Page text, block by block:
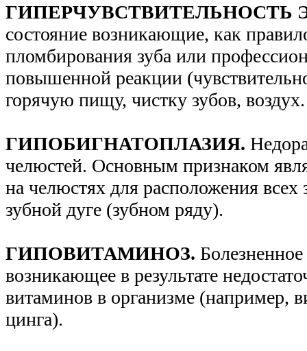
ГИПЕРЧУВСТВИТЕЛЬНОСТЬ
состояние возникающие, как
пломбирования зуба или
повышенной реакции
горячую пищу, чистку зубов,
ГИПОБИГНАТОПЛАЗИЯ.
челюстей. Основным признаком
на челюстях для расположения всех
зубной дуге (зубном ряду).
ГИПОВИТАМИНОЗ.
возникающее в результате
витаминов в организме (например,
цинга).